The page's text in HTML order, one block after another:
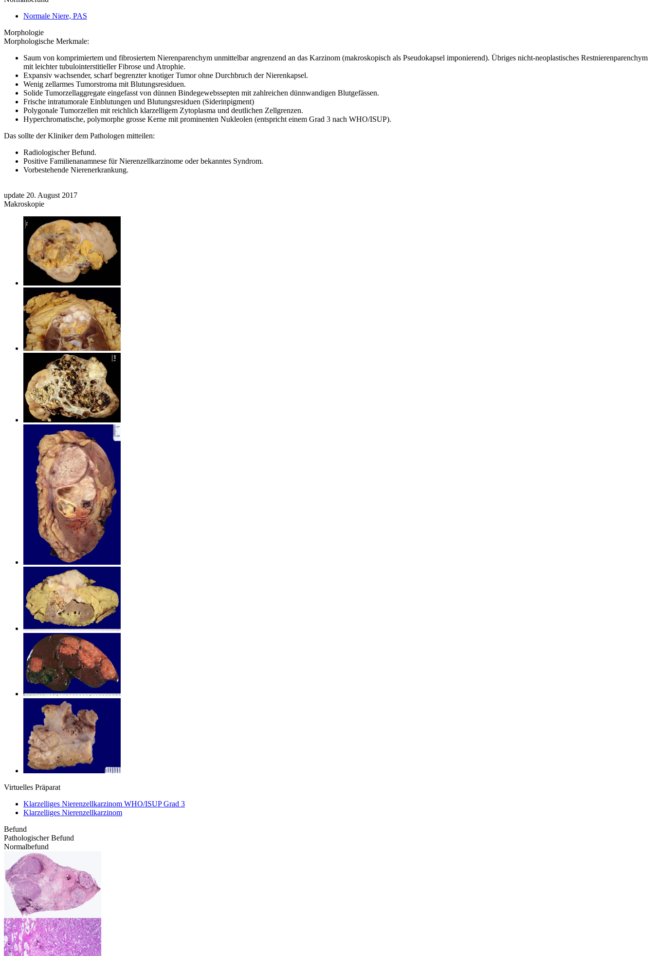
Normale Niere, PAS
Morphologie
Morphologische Merkmale:
Saum von komprimiertem und fibrosiertem Nierenparenchym unmittelbar angrenzend an das Karzinom (makroskopisch als Pseudokapsel imponierend). Übriges nicht-neoplastisches Restnierenparenchym
mit leichter tubulointerstitieller Fibrose und Atrophie.
Expansiv wachsender, scharf begrenzter knotiger Tumor ohne Durchbruch der Nierenkapsel.
Wenig zellarmes Tumorstroma mit Blutungsresiduen.
Solide Tumorzellaggregate eingefasst von dünnen Bindegewebssepten mit zahlreichen dünnwandigen Blutgefässen.
Frische intratumorale Einblutungen und Blutungsresiduen (Siderinpigment)
Polygonale Tumorzellen mit reichlich klarzelligem Zytoplasma und deutlichen Zellgrenzen.
Hyperchromatische, polymorphe grosse Kerne mit prominenten Nukleolen (entspricht einem Grad 3 nach WHO/ISUP).
Das sollte der Kliniker dem Pathologen mitteilen:
Radiologischer Befund.
Positive Familienanamnese für Nierenzellkarzinome oder bekanntes Syndrom.
Vorbestehende Nierenerkrankung.
update 20. August 2017
Makroskopie
Virtuelles Präparat
Klarzelliges Nierenzellkarzinom WHO/ISUP Grad 3
Klarzelliges Nierenzellkarzinom
Befund
Pathologischer Befund
Normalbefund